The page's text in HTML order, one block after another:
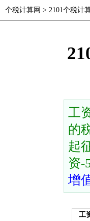
个税计算网 > 2101个税计
工
的
起
资-
增
工